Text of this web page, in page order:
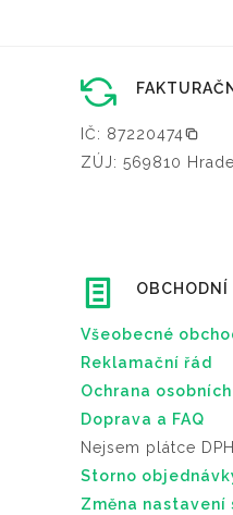
IČ: 87220474
ZÚJ: 569810
OBCHODNÍ
Všeobecné
Reklamační řád
Ochrana
Doprava a FAQ
Nejsem plátce DPH
Storno
Změna nastavení